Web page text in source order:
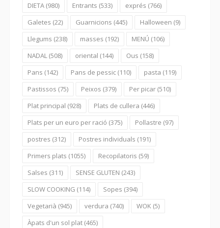
DIETA (980) Entrants (533) exprés (766)
Galetes (22) Guarnicions (445) Halloween (9)
Llegums (238) masses (192) MENÚ (106)
NADAL (508) oriental (144) Ous (158)
Pans (142) Pans de pessic (110) pasta (119)
Pastissos (75) Peixos (379) Per picar (510)
Plat principal (928) Plats de cullera (446)
Plats per un euro per ració (375) Pollastre (97)
postres (312) Postres individuals (191)
Primers plats (1055) Recopilatoris (59)
Salses (311) SENSE GLUTEN (243)
SLOW COOKING (114) Sopes (394)
Vegetarià (945) verdura (740) WOK (5)
Àpats d'un sol plat (465)